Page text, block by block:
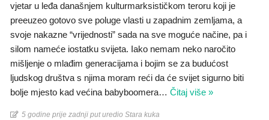
vjetar u leđa današnjem kulturmarksističkom teroru koji je
preeuzeo gotovo sve poluge vlasti u zapadnim zemljama, a
svoje nakazne “vrijednosti” sada na sve moguće načine, pa i
silom nameće iostatku svijeta. Iako nemam neko naročito
mišljenje o mlađim generacijama i bojim se za budućost
ljudskog društva s njima moram reći da će svijet sigurno biti
bolje mjesto kad većina babyboomera… Čitaj više »
5 godine prije zadnji put uredio Stara kuka